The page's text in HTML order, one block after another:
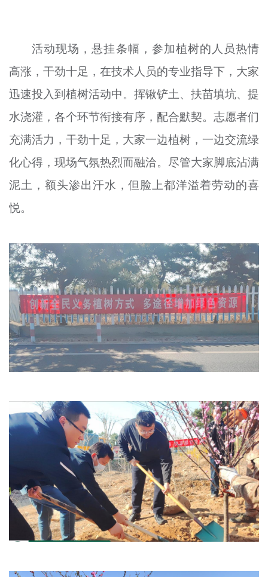
活动现场，悬挂条幅，参加植树的人员热情
高涨，干劲十足，在技术人员的专业指导下，大家
迅速投入到植树活动中。挥锹铲土、扶苗填坑、提
水浇灌，各个环节衔接有序，配合默契。志愿者们
充满活力，干劲十足，大家一边植树，一边交流绿
化心得，现场气氛热烈而融洽。尽管大家脚底沾满
泥土，额头渗出汗水，但脸上都洋溢着劳动的喜
悦。